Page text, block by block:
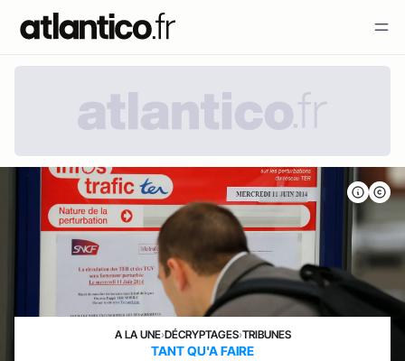
A LA UNE›DÉCRYPTAGES›TRIBUNES
TANT QU'A FAIRE